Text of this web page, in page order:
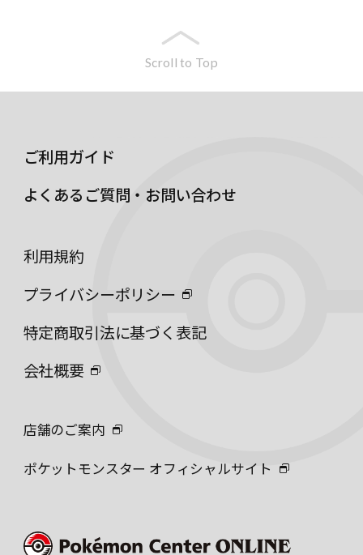
Scroll to Top
ご利用ガイド
よくあるご質問・お問い合わせ
利用規約
プライバシーポリシー
特定商取引法に基づく表記
会社概要
店舗のご案内
ポケットモンスター オフィシャルサイト